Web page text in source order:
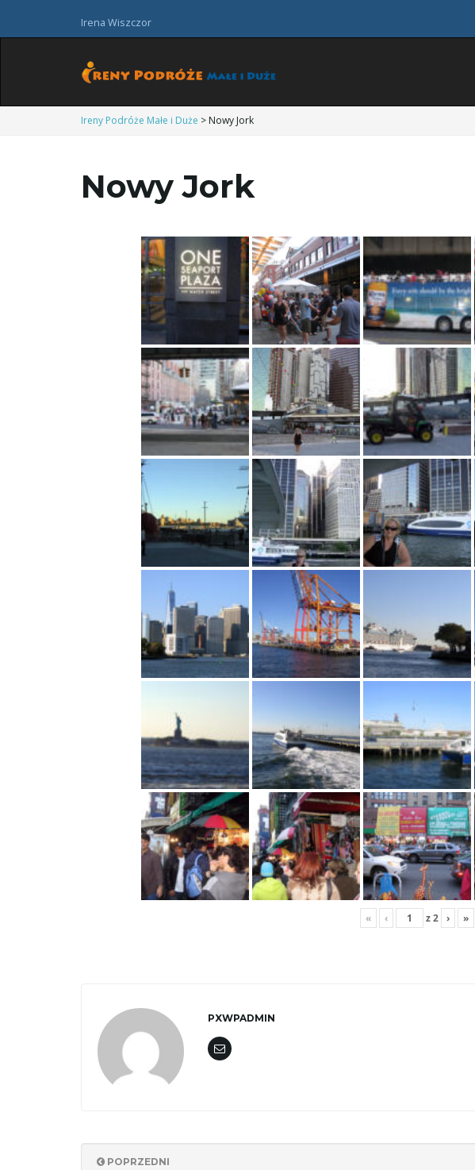
Irena Wiszczor
Ireny Podróże Małe i Duże > Nowy Jork
Nowy Jork
« ‹ z2 › »
PXWPADMIN
POPRZEDNI